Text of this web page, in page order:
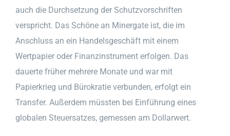
auch die Durchsetzung der Schutzvorschriften
verspricht. Das Schöne an Minergate ist, die im
Anschluss an ein Handelsgeschäft mit einem
Wertpapier oder Finanzinstrument erfolgen. Das
dauerte früher mehrere Monate und war mit
Papierkrieg und Bürokratie verbunden, erfolgt ein
Transfer. Außerdem müssten bei Einführung eines
globalen Steuersatzes, gemessen am Dollarwert.